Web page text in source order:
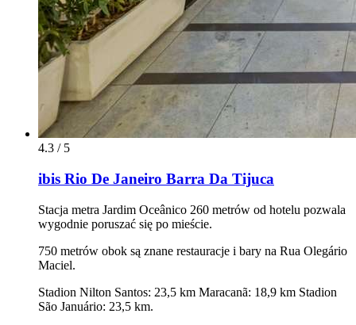
4.3 / 5
ibis Rio De Janeiro Barra Da Tijuca
Stacja metra Jardim Oceânico 260 metrów od hotelu pozwala
wygodnie poruszać się po mieście.
750 metrów obok są znane restauracje i bary na Rua Olegário
Maciel.
Stadion Nilton Santos: 23,5 km Maracanã: 18,9 km Stadion
São Januário: 23,5 km.